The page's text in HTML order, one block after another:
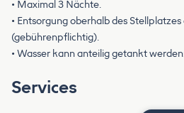
• Maximal 3 Nächte.
• Entsorgung oberhalb des
(gebührenpflichtig).
• Wasser kann anteilig getankt
Services